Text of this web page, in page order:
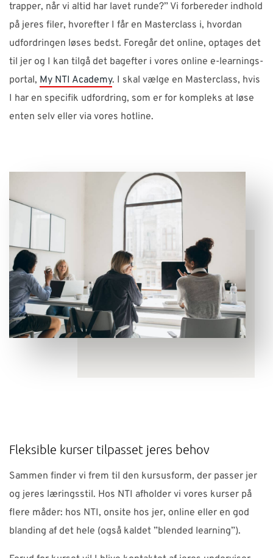
trapper, når vi altid har lavet runde?” Vi forbereder indhold
på jeres filer, hvorefter I får en Masterclass i, hvordan
udfordringen løses bedst. Foregår det online, optages det
til jer og I kan tilgå det bagefter i vores online e-learnings-
portal, My NTI Academy. I skal vælge en Masterclass, hvis
I har en specifik udfordring, som er for kompleks at løse
enten selv eller via vores hotline.
Fleksible kurser tilpasset jeres behov
Sammen finder vi frem til den kursusform, der passer jer
og jeres læringsstil. Hos NTI afholder vi vores kurser på
flere måder: hos NTI, onsite hos jer, online eller en god
blanding af det hele (også kaldet ”blended learning”).